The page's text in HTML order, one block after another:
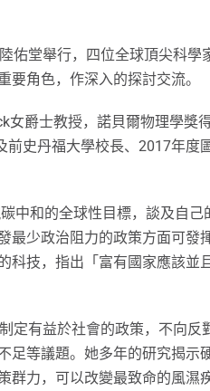
佑堂舉行，四位全球頂尖科
角色，作深入的探討交流。
爵士教授，諾貝爾物理學獎
史丹福大學校長、2017年
中和的全球性目標，談及自
最少政治阻力的政策方面可
科技，指出「富有國家應該
定有益於社會的政策，不向
足等議題。她多年的研究揭
力，可以改變最致命的風濕